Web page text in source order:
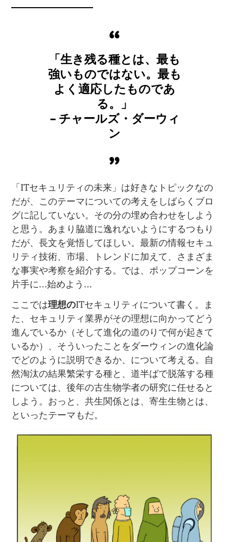
「生き残る種とは、最も
強いものではない。最も
よく適応したものであ
る。」
– チャールズ・ダーウィ
ン
「ITセキュリティの未来」は好きなトピックなの
だが、このテーマについての考えをしばらくブロ
グに記していない。その分の埋め合わせをしよう
と思う。あまり脇道に逸れないようにするつもり
だが、長文を覚悟してほしい。最新の情報セキュ
リティ技術、市場、トレンドに加えて、さまざま
な事実や考察を紹介する。では、ポップコーンを
片手に…始めよう…
ここでは理想のITセキュリティについて書く。ま
た、セキュリティ業界がその理想に向かってどう
進んでいるか（そして進化の道のりで何が起きて
いるか）、そういったことをダーウィンの進化論
でどのように説明できるか、について考える。自
然淘汰の結果繁栄する種と、道半ばで脱落する種
については、後年の古生物学者の研究に任せると
しよう。おっと、共生関係とは、寄生生物とは、
といったテーマもだ。